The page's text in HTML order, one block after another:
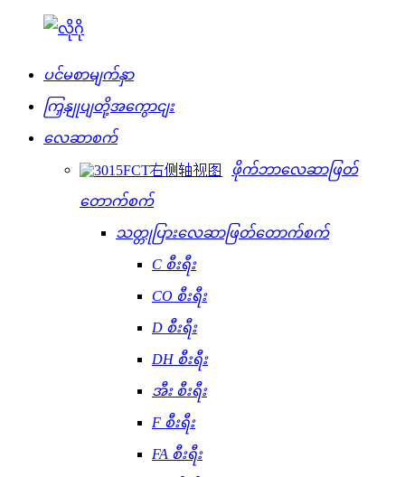
ပင်မစာမျက်နှာ
ကြှနျုပျတို့အကွောငျး
လေဆာစက်
ဖိုက်ဘာလေဆာဖြတ်
တောက်စက်
သတ္တုပြားလေဆာဖြတ်တောက်စက်
C စီးရီး
CO စီးရီး
D စီးရီး
DH စီးရီး
အီး စီးရီး
F စီးရီး
FA စီးရီး